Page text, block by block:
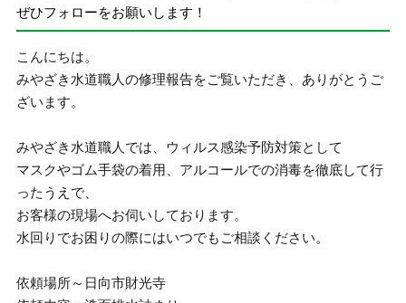
ぜひフォローをお願いします！
こんにちは。
みやざき水道職人の修理報告をご覧いただき、ありがとうご
ざいます。
みやざき水道職人では、ウィルス感染予防対策として
マスクやゴム手袋の着用、アルコールでの消毒を徹底して行
ったうえで、
お客様の現場へお伺いしております。
水回りでお困りの際にはいつでもご相談ください。
依頼場所～日向市財光寺